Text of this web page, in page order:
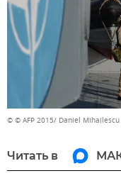
© © AFP 2015/ Daniel Mihailescu
Читать в